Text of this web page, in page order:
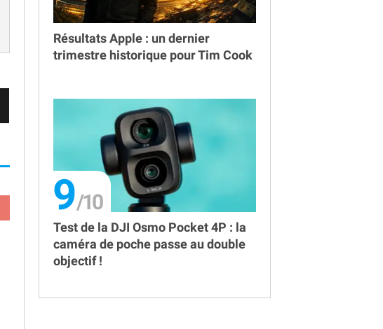
Résultats Apple : un dernier
trimestre historique pour Tim Cook
9
Test de la DJI Osmo Pocket 4P : la
caméra de poche passe au double
objectif !